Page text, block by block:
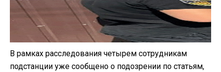
В рамках расследования четырем сотрудникам
подстанции уже сообщено о подозрении по статьям,